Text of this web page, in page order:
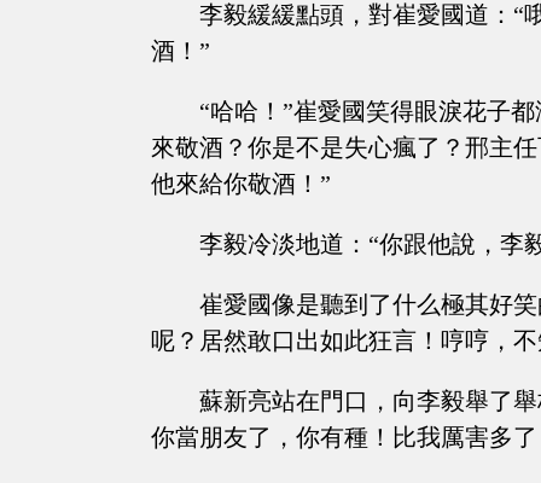
李毅緩緩點頭，對崔愛國道：“
酒！”
“哈哈！”崔愛國笑得眼淚花子
來敬酒？你是不是失心瘋了？邢主
他來給你敬酒！”
李毅冷淡地道：“你跟他說，李
崔愛國像是聽到了什么極其好
呢？居然敢口出如此狂言！哼哼，
蘇新亮站在門口，向李毅舉了
你當朋友了，你有種！比我厲害多